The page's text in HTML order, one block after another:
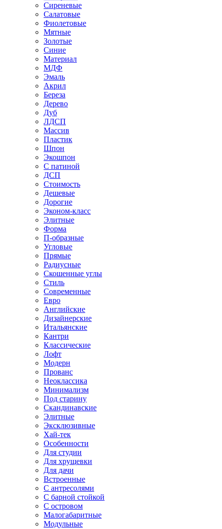
Сиреневые
Салатовые
Фиолетовые
Мятные
Золотые
Синие
Материал
МДФ
Эмаль
Акрил
Береза
Дерево
Дуб
ЛДСП
Массив
Пластик
Шпон
Экошпон
С патиной
ДСП
Стоимость
Дешевые
Дорогие
Эконом-класс
Элитные
Форма
П-образные
Угловые
Прямые
Радиусные
Скошенные углы
Стиль
Современные
Евро
Английские
Дизайнерские
Итальянские
Кантри
Классические
Лофт
Модерн
Прованс
Неоклассика
Минимализм
Под старину
Скандинавские
Элитные
Эксклюзивные
Хай-тек
Особенности
Для студии
Для хрущевки
Для дачи
Встроенные
С антресолями
С барной стойкой
С островом
Малогабаритные
Модульные